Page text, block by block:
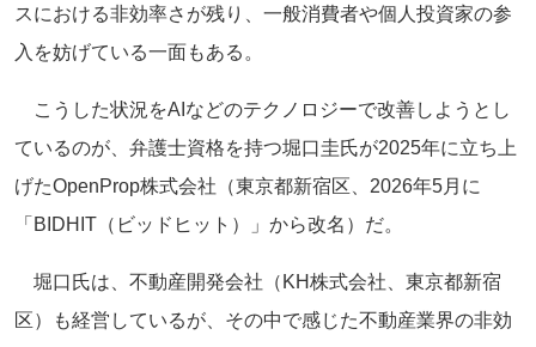
スにおける非効率さが残り、一般消費者や個人投資家の参
入を妨げている一面もある。
こうした状況をAIなどのテクノロジーで改善しようとし
ているのが、弁護士資格を持つ堀口圭氏が2025年に立ち上
げたOpenProp株式会社（東京都新宿区、2026年5月に
「BIDHIT（ビッドヒット）」から改名）だ。
堀口氏は、不動産開発会社（KH株式会社、東京都新宿
区）も経営しているが、その中で感じた不動産業界の非効